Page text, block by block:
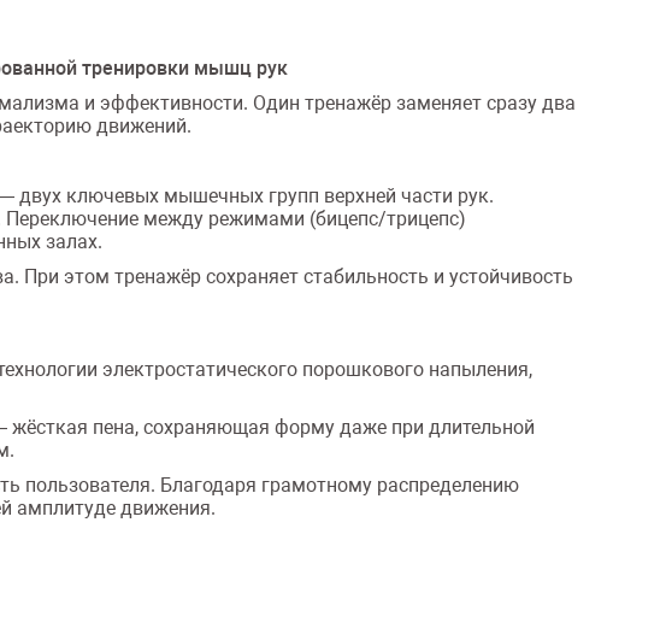
тренировки мышц рук
и эффективности. Один тренажёр заменяет сразу два
движений.
двух ключевых мышечных групп верхней части рук.
между режимами (бицепс/трицепс)
залах.
этом тренажёр сохраняет стабильность и устойчивость
электростатического порошкового напыления,
жёсткая пена, сохраняющая форму даже при длительной
пользователя. Благодаря грамотному распределению
амплитуде движения.